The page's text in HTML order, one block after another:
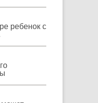
ребенок с